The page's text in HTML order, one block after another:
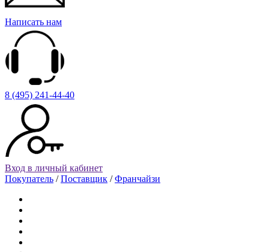
Написать нам
8 (495) 241-44-40
Вход в личный кабинет
Покупатель /Поставщик /Франчайзи